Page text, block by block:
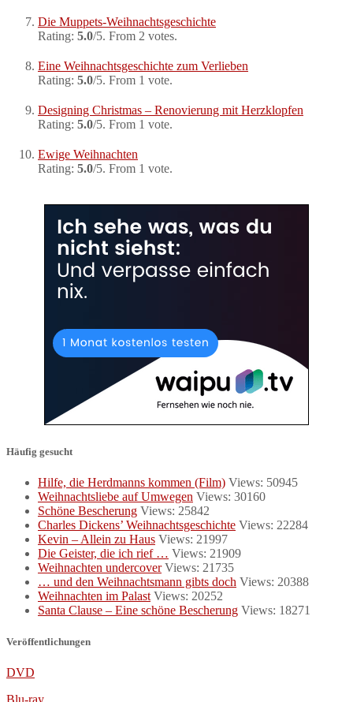
Die Muppets-Weihnachtsgeschichte
Rating: 5.0/5. From 2 votes.
Eine Weihnachtsgeschichte zum Verlieben
Rating: 5.0/5. From 1 vote.
Designing Christmas – Renovierung mit Herzklopfen
Rating: 5.0/5. From 1 vote.
Ewige Weihnachten
Rating: 5.0/5. From 1 vote.
Häufig gesucht
Hilfe, die Herdmanns kommen (Film) Views: 50945
Weihnachtsliebe auf Umwegen Views: 30160
Schöne Bescherung Views: 25842
Charles Dickens’ Weihnachtsgeschichte Views: 22284
Kevin – Allein zu Haus Views: 21997
Die Geister, die ich rief … Views: 21909
Weihnachten undercover Views: 21735
… und den Weihnachtsmann gibts doch Views: 20388
Weihnachten im Palast Views: 20252
Santa Clause – Eine schöne Bescherung Views: 18271
Veröffentlichungen
DVD
Blu-ray